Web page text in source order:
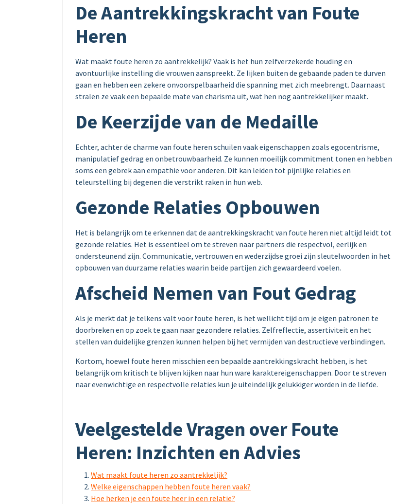
De Aantrekkingskracht van Foute
Heren
Wat maakt foute heren zo aantrekkelijk? Vaak is het hun zelfverzekerde houding en
avontuurlijke instelling die vrouwen aanspreekt. Ze lijken buiten de gebaande paden te durven
gaan en hebben een zekere onvoorspelbaarheid die spanning met zich meebrengt. Daarnaast
stralen ze vaak een bepaalde mate van charisma uit, wat hen nog aantrekkelijker maakt.
De Keerzijde van de Medaille
Echter, achter de charme van foute heren schuilen vaak eigenschappen zoals egocentrisme,
manipulatief gedrag en onbetrouwbaarheid. Ze kunnen moeilijk commitment tonen en hebben
soms een gebrek aan empathie voor anderen. Dit kan leiden tot pijnlijke relaties en
teleurstelling bij degenen die verstrikt raken in hun web.
Gezonde Relaties Opbouwen
Het is belangrijk om te erkennen dat de aantrekkingskracht van foute heren niet altijd leidt tot
gezonde relaties. Het is essentieel om te streven naar partners die respectvol, eerlijk en
ondersteunend zijn. Communicatie, vertrouwen en wederzijdse groei zijn sleutelwoorden in het
opbouwen van duurzame relaties waarin beide partijen zich gewaardeerd voelen.
Afscheid Nemen van Fout Gedrag
Als je merkt dat je telkens valt voor foute heren, is het wellicht tijd om je eigen patronen te
doorbreken en op zoek te gaan naar gezondere relaties. Zelfreflectie, assertiviteit en het
stellen van duidelijke grenzen kunnen helpen bij het vermijden van destructieve verbindingen.
Kortom, hoewel foute heren misschien een bepaalde aantrekkingskracht hebben, is het
belangrijk om kritisch te blijven kijken naar hun ware karaktereigenschappen. Door te streven
naar evenwichtige en respectvolle relaties kun je uiteindelijk gelukkiger worden in de liefde.
Veelgestelde Vragen over Foute
Heren: Inzichten en Advies
Wat maakt foute heren zo aantrekkelijk?
Welke eigenschappen hebben foute heren vaak?
Hoe herken je een foute heer in een relatie?